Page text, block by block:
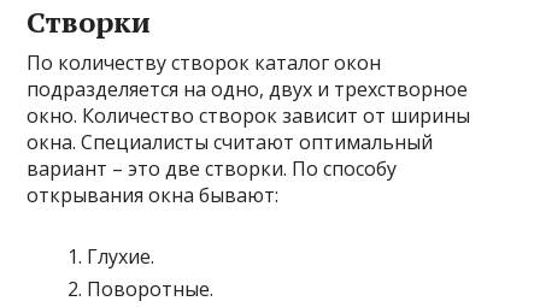
Створки
По количеству створок каталог окон
подразделяется на одно, двух и трехстворное
окно. Количество створок зависит от ширины
окна. Специалисты считают оптимальный
вариант – это две створки. По способу
открывания окна бывают:
Глухие.
Поворотные.